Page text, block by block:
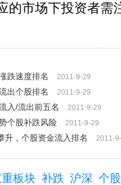
的市场下投资者需
跌速度排名
2011-9-29
出个股排名 2011-9-29
入/流出前五名 2011-9-29
个股补跌风险 2011-9-29
升，个股资金流入排名 2011-
板块 补跌 沪深 个